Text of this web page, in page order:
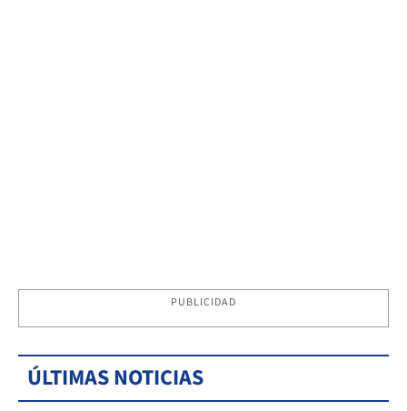
PUBLICIDAD
ÚLTIMAS NOTICIAS